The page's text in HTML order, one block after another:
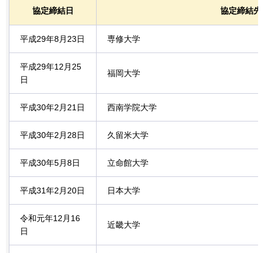
協定締結日 協定締結先
平成29年8月23日 専修大学
平成29年12月25
日
福岡大学
平成30年2月21日 西南学院大学
平成30年2月28日 久留米大学
平成30年5月8日 立命館大学
平成31年2月20日 日本大学
令和元年12月16
日
近畿大学